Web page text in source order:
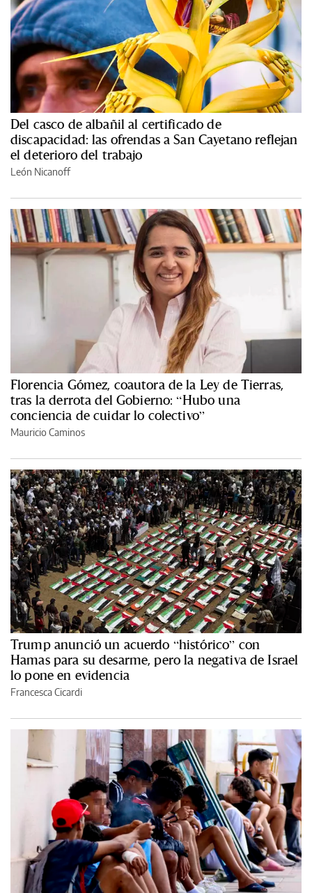
Del casco de albañil al certificado de
discapacidad: las ofrendas a San Cayetano reflejan
el deterioro del trabajo
León Nicanoff
Florencia Gómez, coautora de la Ley de Tierras,
tras la derrota del Gobierno: “Hubo una
conciencia de cuidar lo colectivo”
Mauricio Caminos
Trump anunció un acuerdo “histórico” con
Hamas para su desarme, pero la negativa de Israel
lo pone en evidencia
Francesca Cicardi